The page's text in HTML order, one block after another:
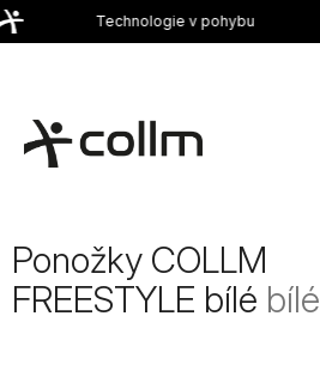
Přejít
na
Technologie v pohybu
Ponožky COLLM
FREESTYLE bílé bílé